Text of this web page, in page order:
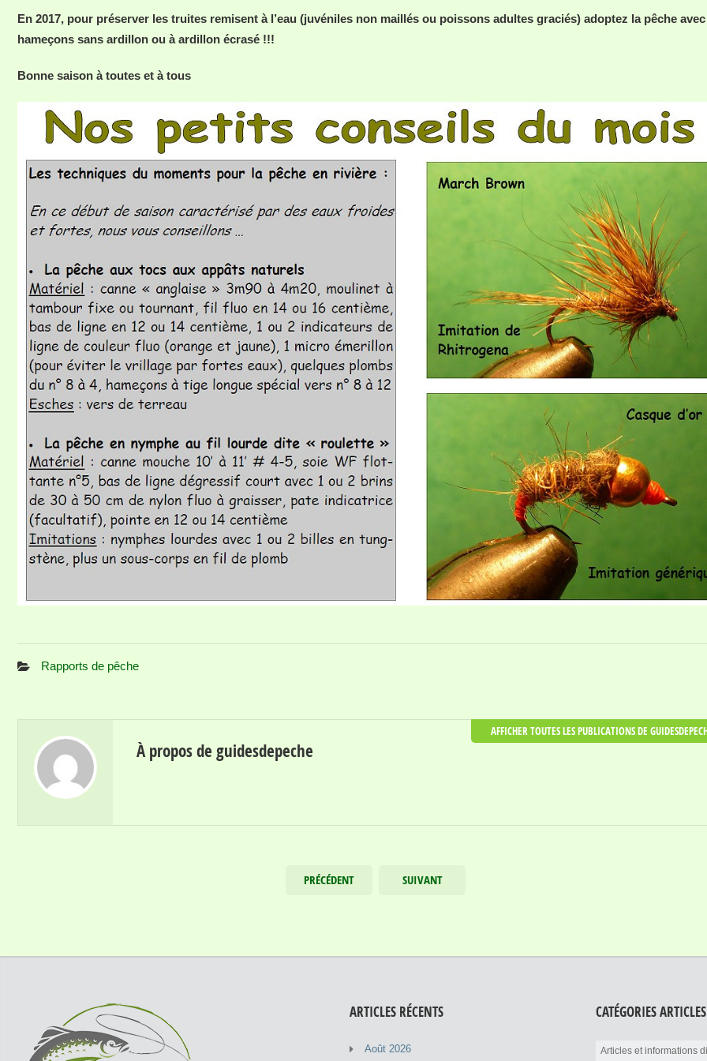
En 2017, pour préserver les truites remisent à l’eau (juvéniles non maillés ou poissons adultes graciés) adoptez la pêche
hameçons sans ardillon ou à ardillon écrasé !!!
Bonne saison à toutes et à tous
Rapports de pêche
À propos de guidesdepeche
AFFICHER TOUTES LES PUBLICATIONS DE
PRÉCÉDENT SUIVANT
ARTICLES RÉCENTS
Août 2026
CATÉGORIES ARTICLES
Articles et informations